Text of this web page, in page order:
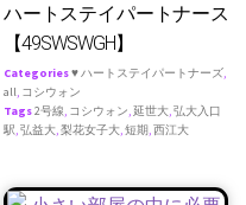
ハートステイパートナース
【49SWSWGH】
Categories♥ ハートステイパートナーズ,
all, コシウォン
Tags2号線, コシウォン,延世大,弘大入口
駅,弘益大,梨花女子大,短期,西江大